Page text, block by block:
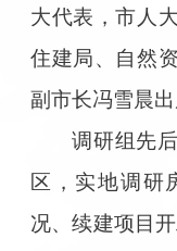
大代表，市人
住建局、自然
副市长冯雪晨出
调研组先
区，实地调研
况、续建项目